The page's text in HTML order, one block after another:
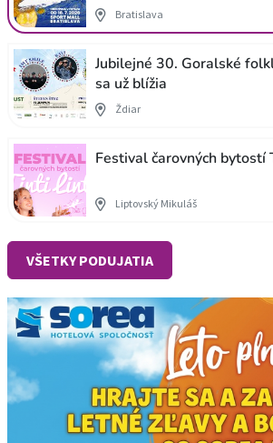
Bratislava
Jubilejné 30. Goralské
sa už blížia
Ždiar
Festival čarovných bytostí
Liptovský Mikuláš
VŠETKY PODUJATIA